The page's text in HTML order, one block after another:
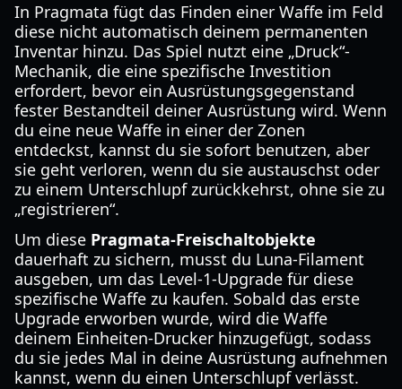
In Pragmata fügt das Finden einer Waffe im Feld
diese nicht automatisch deinem permanenten
Inventar hinzu. Das Spiel nutzt eine „Druck“-
Mechanik, die eine spezifische Investition
erfordert, bevor ein Ausrüstungsgegenstand
fester Bestandteil deiner Ausrüstung wird. Wenn
du eine neue Waffe in einer der Zonen
entdeckst, kannst du sie sofort benutzen, aber
sie geht verloren, wenn du sie austauschst oder
zu einem Unterschlupf zurückkehrst, ohne sie zu
„registrieren“.
Um diese Pragmata-Freischaltobjekte
dauerhaft zu sichern, musst du Luna-Filament
ausgeben, um das Level-1-Upgrade für diese
spezifische Waffe zu kaufen. Sobald das erste
Upgrade erworben wurde, wird die Waffe
deinem Einheiten-Drucker hinzugefügt, sodass
du sie jedes Mal in deine Ausrüstung aufnehmen
kannst, wenn du einen Unterschlupf verlässt.